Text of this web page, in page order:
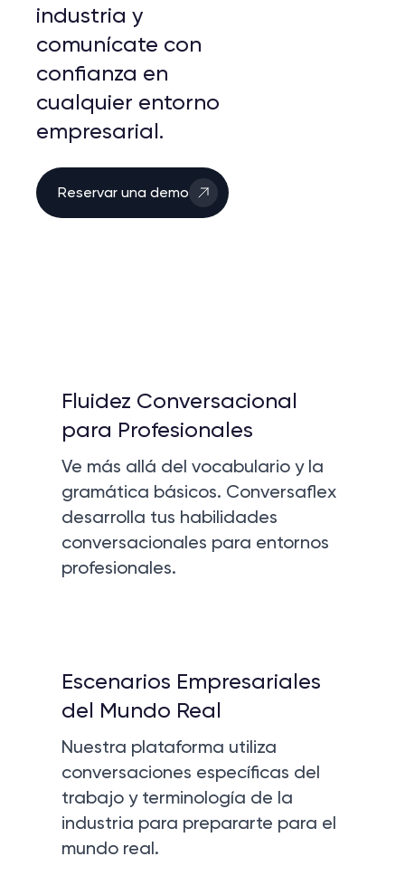
industria y
comunícate con
confianza en
cualquier entorno
empresarial.
Reservar una demo
Fluidez Conversacional
para Profesionales
Ve más allá del vocabulario y la
gramática básicos. Conversaflex
desarrolla tus habilidades
conversacionales para entornos
profesionales.
Escenarios Empresariales
del Mundo Real
Nuestra plataforma utiliza
conversaciones específicas del
trabajo y terminología de la
industria para prepararte para el
mundo real.